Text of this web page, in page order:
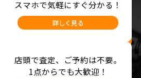
スマホで気軽にすぐ分かる！
詳しく見る
店頭で査定、ご予約は不要。
1点からでも大歓迎！